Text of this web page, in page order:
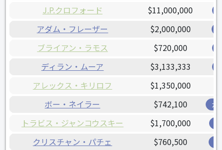
J.P.クロフォード $11,000,000
アダム・フレーザー $2,000,000
ブライアン・ラモス $720,000
ディラン・ムーア $3,133,333
アレックス・キリロフ $1,350,000
ボー・ネイラー $742,100 ガ
トラビス・ジャンコウスキー $1,700,000
クリスチャン・パチェ $760,500